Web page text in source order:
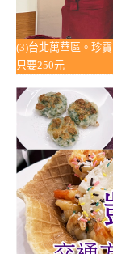
(3)台北萬華區。珍
只要250元